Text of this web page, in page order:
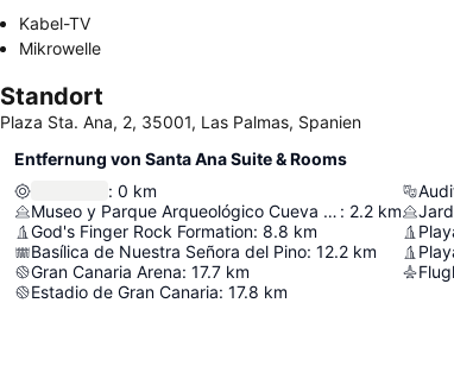
Kabel-TV
Mikrowelle
Standort
Plaza Sta. Ana, 2, 35001, Las Palmas, Spanien
Entfernung von Santa Ana Suite & Rooms
: 0 km
Museo y Parque Arqueológico Cueva Pintada : 2.2 km
God's Finger Rock Formation: 8.8 km
Basílica de Nuestra Señora del Pino: 12.2 km
Gran Canaria Arena: 17.7 km
Estadio de Gran Canaria: 17.8 km